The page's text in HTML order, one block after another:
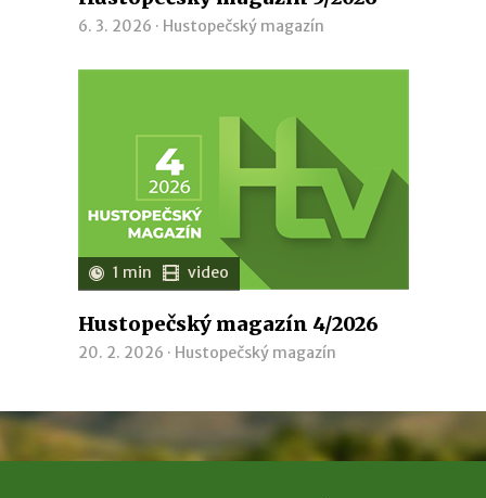
6. 3. 2026 · Hustopečský magazín
1 min video
Hustopečský magazín 4/2026
20. 2. 2026 · Hustopečský magazín